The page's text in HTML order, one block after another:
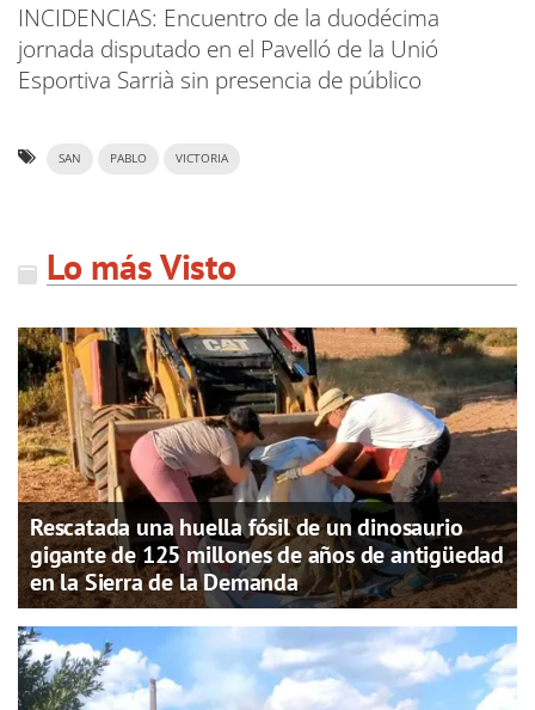
INCIDENCIAS: Encuentro de la duodécima
jornada disputado en el Pavelló de la Unió
Esportiva Sarrià sin presencia de público
SAN PABLO VICTORIA
Lo más Visto
Rescatada una huella fósil de un dinosaurio
gigante de 125 millones de años de antigüedad
en la Sierra de la Demanda